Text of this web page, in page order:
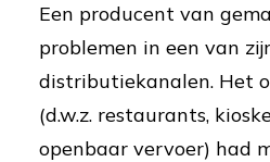
Een producent van
problemen in een van
distributiekanalen. Het
(d.w.z. restaurants,
openbaar vervoer) had